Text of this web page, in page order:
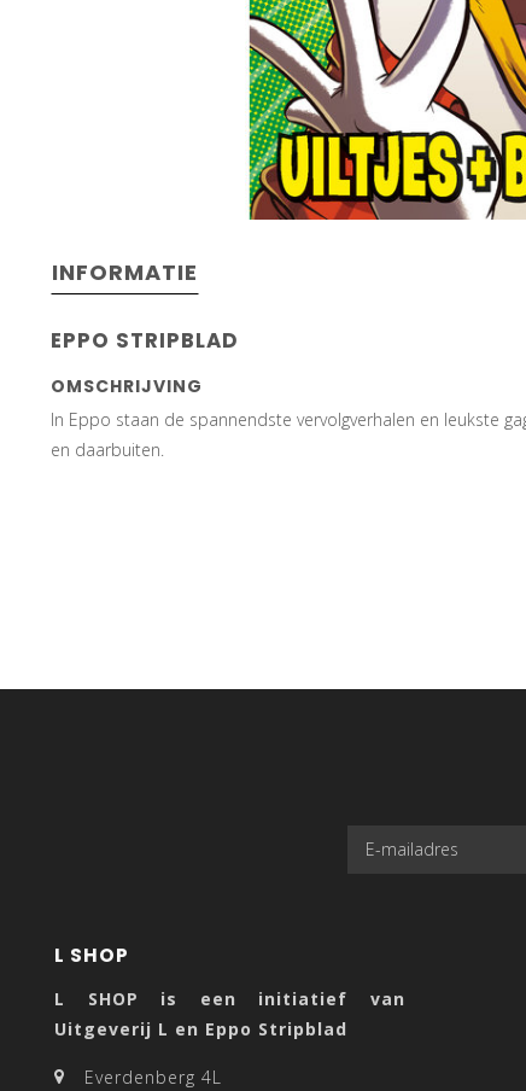
INFORMATIE
EPPO STRIPBLAD
OMSCHRIJVING
In Eppo staan de spannendste vervolgverhalen en leukste
en daarbuiten.
L SHOP
L SHOP is een initiatief van
Uitgeverij L en Eppo Stripblad
Everdenberg 4L